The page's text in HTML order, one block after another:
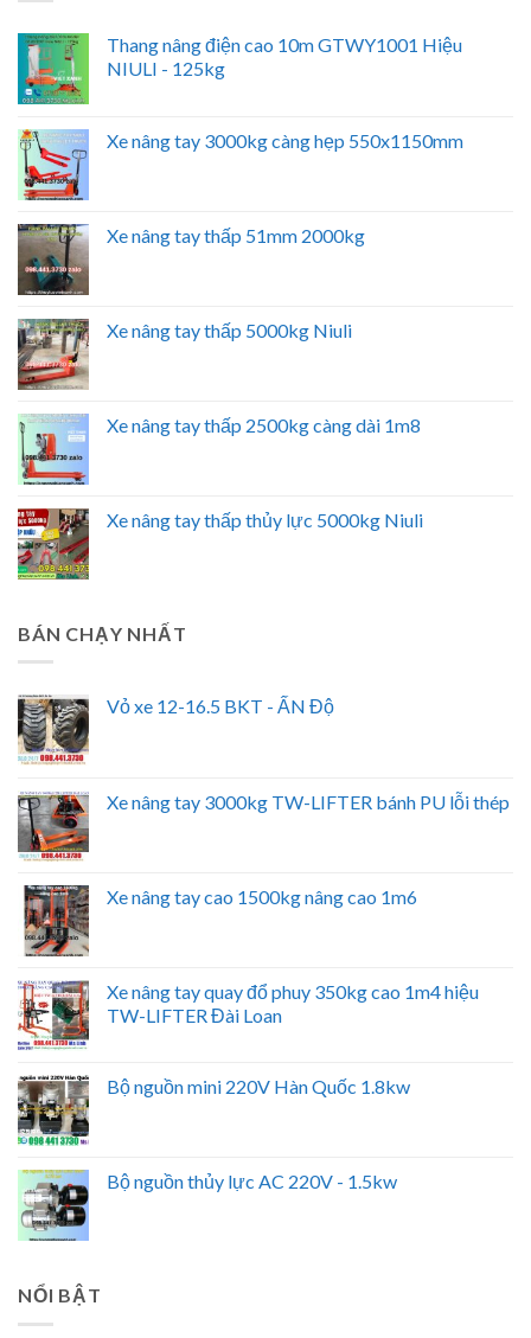
Thang nâng điện cao 10m GTWY1001 Hiệu
NIULI - 125kg
Xe nâng tay 3000kg càng hẹp 550x1150mm
Xe nâng tay thấp 51mm 2000kg
Xe nâng tay thấp 5000kg Niuli
Xe nâng tay thấp 2500kg càng dài 1m8
Xe nâng tay thấp thủy lực 5000kg Niuli
BÁN CHẠY NHẤT
Vỏ xe 12-16.5 BKT - ẤN Độ
Xe nâng tay 3000kg TW-LIFTER bánh PU lỗi thép
Xe nâng tay cao 1500kg nâng cao 1m6
Xe nâng tay quay đổ phuy 350kg cao 1m4 hiệu
TW-LIFTER Đài Loan
Bộ nguồn mini 220V Hàn Quốc 1.8kw
Bộ nguồn thủy lực AC 220V - 1.5kw
NỔI BẬT